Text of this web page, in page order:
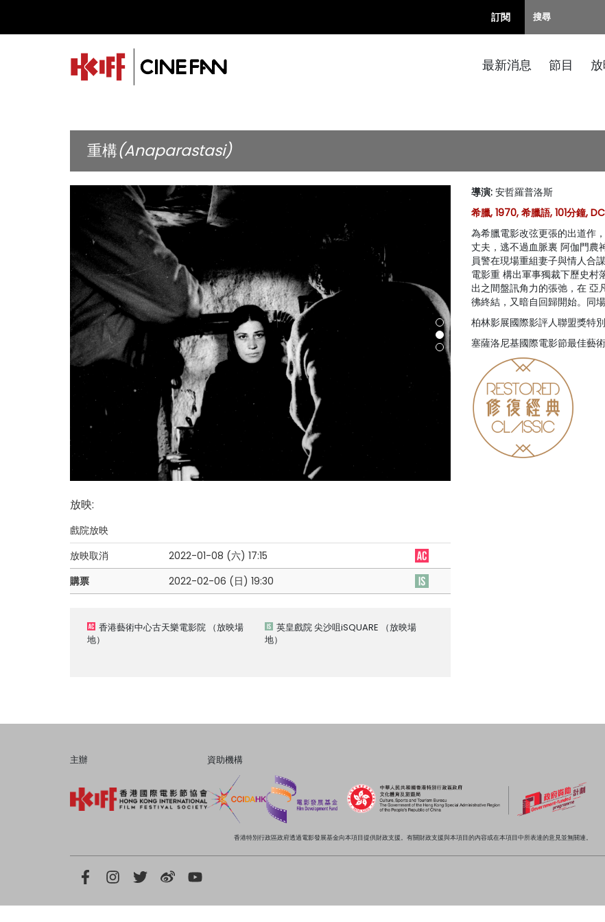
訂閱
最新消息 節目
重構(Anaparastasi)
導演: 安哲羅普洛斯
希臘, 1970, 希臘語, 101分鐘,
為希臘電影改弦更張的出道作
丈夫，逃不過血脈裏 阿伽門農
員警在現場重組妻子與情人合
電影重 構出軍事獨裁下歷史村
出之間盤訊角力的張弛，在 亞
彿終結，又暗自回歸開始。同
柏林影展國際影評人聯盟獎特
塞薩洛尼基國際電影節最佳藝
放映:
戲院放映
放映取消
2022-01-08 (六) 17:15
購票
2022-02-06 (日) 19:30
香港藝術中心古天樂電影院 （放映場
地）
英皇戲院 尖沙咀iSQUARE （放映場
地）
主辦 資助機構
香港特別行政區政府透過電影發展基金向本項目提供財政支援。有關財政支援與本項目的內容或在本項目中所表達的意見並無關連。